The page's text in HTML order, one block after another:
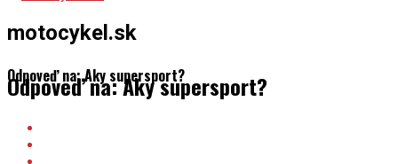
motocykel.sk
Odpoveď na: Aky supersport?
Odpoveď na: Aky supersport?